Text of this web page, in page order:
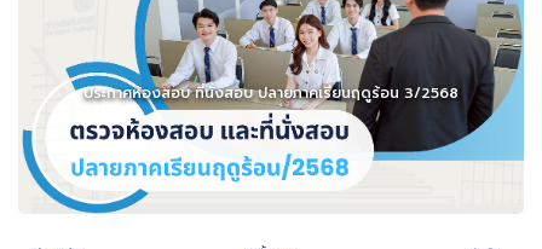
ประกาศห้องสอบ ที่นั่งสอบ ปลายภาคเรียนฤดูร้อน 3/2568